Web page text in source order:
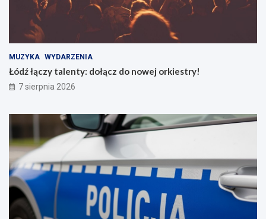
MUZYKA WYDARZENIA
Łódź łączy talenty: dołącz do nowej orkiestry!
7 sierpnia 2026